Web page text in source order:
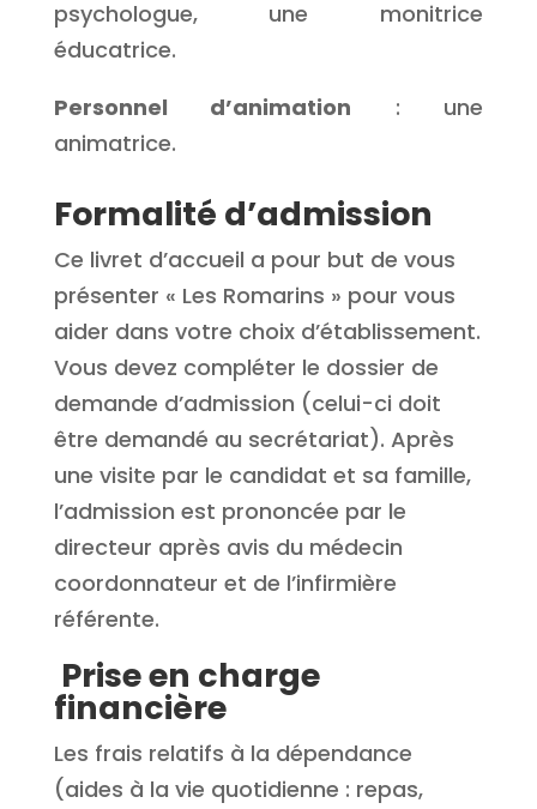
psychologue, une monitrice
éducatrice.
Personnel d’animation : une
animatrice.
Formalité d’admission
Ce livret d’accueil a pour but de vous
présenter « Les Romarins » pour vous
aider dans votre choix d’établissement.
Vous devez compléter le dossier de
demande d’admission (celui-ci doit
être demandé au secrétariat). Après
une visite par le candidat et sa famille,
l’admission est prononcée par le
directeur après avis du médecin
coordonnateur et de l’infirmière
référente.
Prise en charge
financière
Les frais relatifs à la dépendance
(aides à la vie quotidienne : repas,